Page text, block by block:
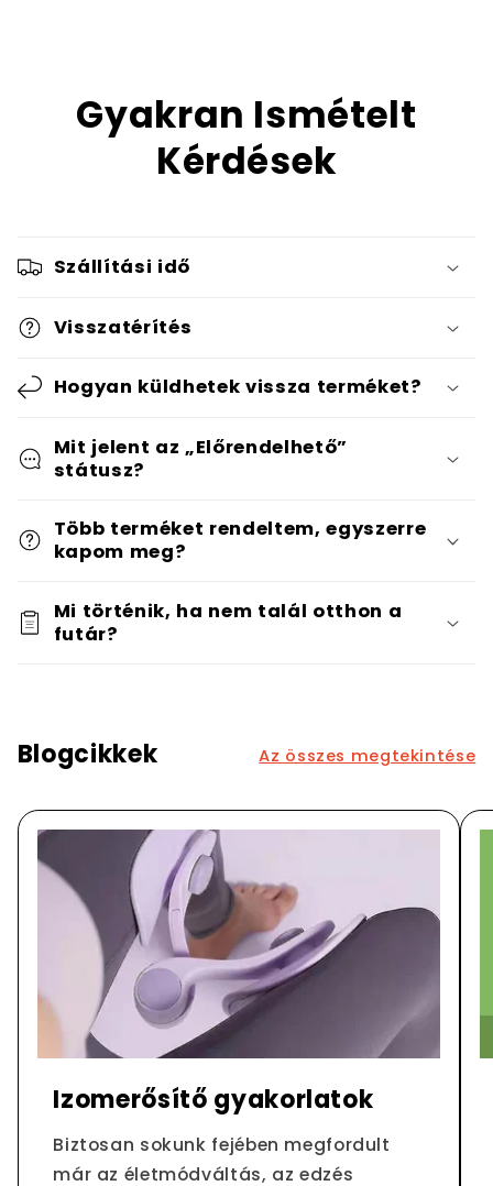
Gyakran Ismételt
Kérdések
Szállítási idő
Visszatérítés
Hogyan küldhetek vissza terméket?
Mit jelent az „Előrendelhető”
státusz?
Több terméket rendeltem, egyszerre
kapom meg?
Mi történik, ha nem talál otthon a
futár?
Blogcikkek Az összes megtekintése
Izomerősítő gyakorlatok
Biztosan sokunk fejében megfordult
már az életmódváltás, az edzés